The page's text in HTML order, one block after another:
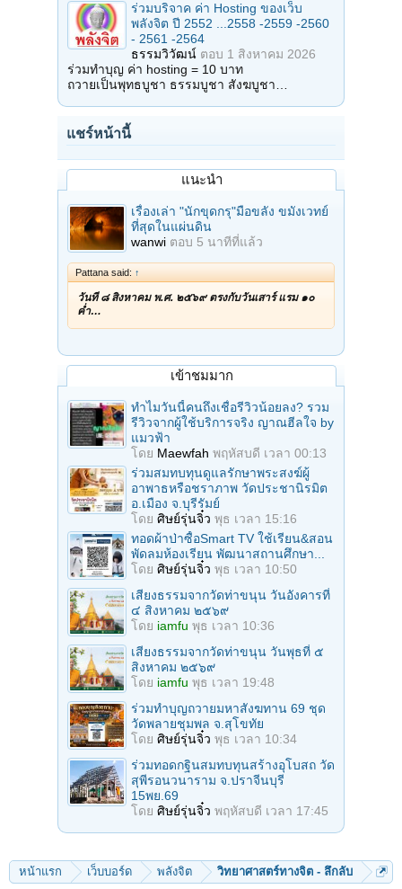
ร่วมบริจาค ค่า Hosting ของเว็บ
พลังจิต ปี 2552 ...2558 -2559 -2560
- 2561 -2564
ธรรมวิวัฒน์ ตอบ 1 สิงหาคม 2026
ร่วมทำบุญ ค่า hosting = 10 บาท
ถวายเป็นพุทธบูชา ธรรมบูชา สังฆบูชา…
แชร์หน้านี้
แนะนำ
เรื่องเล่า "นักขุดกรุ"มือขลัง ขมังเวทย์
ที่สุดในแผ่นดิน
wanwi ตอบ 5 นาทีที่แล้ว
Pattana said: ↑
วันที่ ๘ สิงหาคม พ.ศ. ๒๕๖๙ ตรงกับวันเสาร์ แรม ๑๐
ค่ำ…
เข้าชมมาก
ทำไมวันนี้คนถึงเชื่อรีวิวน้อยลง? รวม
รีวิวจากผู้ใช้บริการจริง ญาณฮีลใจ by
แมวฟ้า
โดย Maewfah พฤหัสบดี เวลา 00:13
ร่วมสมทบทุนดูแลรักษาพระสงฆ์ผู้
อาพาธหรือชราภาพ วัดประชานิรมิต
อ.เมือง จ.บุรีรัมย์
โดย ศิษย์รุ่นจิ๋ว พุธ เวลา 15:16
ทอดผ้าป่าซื้อSmart TV ใช้เรียน&สอน
พัดลมห้องเรียน พัฒนาสถานศึกษา...
โดย ศิษย์รุ่นจิ๋ว พุธ เวลา 10:50
เสียงธรรมจากวัดท่าขนุน วันอังคารที่
๔ สิงหาคม ๒๕๖๙
โดย iamfu พุธ เวลา 10:36
เสียงธรรมจากวัดท่าขนุน วันพุธที่ ๕
สิงหาคม ๒๕๖๙
โดย iamfu พุธ เวลา 19:48
ร่วมทําบุญถวายมหาสังฆทาน 69 ชุด
วัดพลายชุมพล จ.สุโขทัย
โดย ศิษย์รุ่นจิ๋ว พุธ เวลา 10:34
ร่วมทอดกฐินสมทบทุนสร้างอุโบสถ วัด
สุพีรอนวนาราม จ.ปราจีนบุรี
15พย.69
โดย ศิษย์รุ่นจิ๋ว พฤหัสบดี เวลา 17:45
หน้าแรก เว็บบอร์ด พลังจิต วิทยาศาสตร์ทางจิต - ลึกลับ